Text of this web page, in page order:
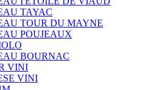
TAYAC
TOUR DU MAYNE
POUJEAUX
BOURNAC
VINI
VINI